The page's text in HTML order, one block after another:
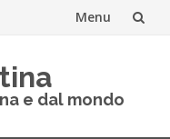
Menu
e dal mondo